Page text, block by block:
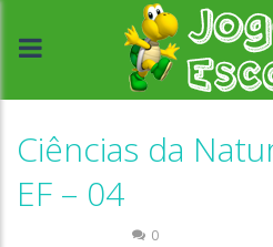
Ciências da
EF – 04
0